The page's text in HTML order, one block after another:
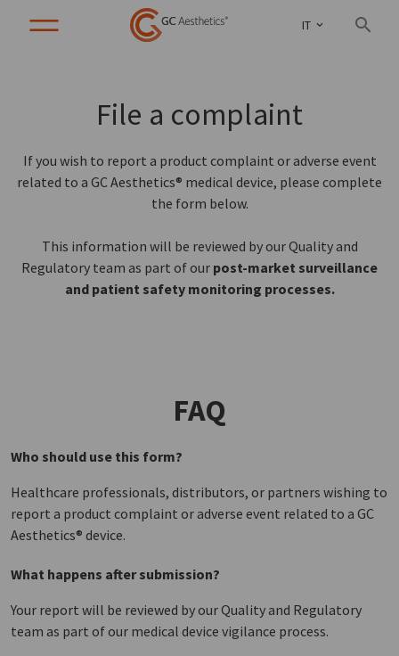
IT
File a complaint
If you wish to report a product complaint or adverse event
related to a GC Aesthetics® medical device, please complete
the form below.
This information will be reviewed by our Quality and
Regulatory team as part of our post-market surveillance
and patient safety monitoring processes.
FAQ
Who should use this form?
Healthcare professionals, distributors, or partners wishing to
report a product complaint or adverse event related to a GC
Aesthetics® device.
What happens after submission?
Your report will be reviewed by our Quality and Regulatory
team as part of our medical device vigilance process.